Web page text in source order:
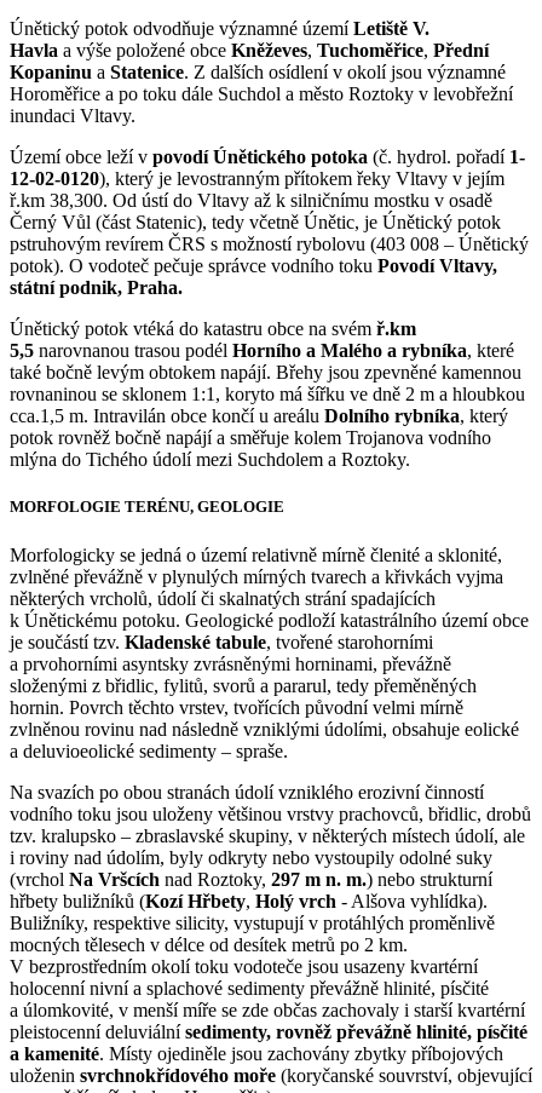
Únětický potok odvodňuje významné územíLetiště V.
Havla a výše položené obce Kněževes, Tuchoměřice, Přední
Kopaninu a Statenice. Z dalších osídlení v okolí jsou významné
Horoměřice a po toku dále Suchdol a město Roztoky v levobřežní
inundaci Vltavy.
Území obce leží v povodí Únětického potoka (č. hydrol. pořadí 1-
12-02-0120), který je levostranným přítokem řeky Vltavy v jejím
ř.km 38,300. Od ústí do Vltavy až k silničnímu mostku v osadě
Černý Vůl (část Statenic), tedy včetně Únětic, je Únětický potok
pstruhovým revírem ČRS s možností rybolovu (403 008 – Únětický
potok). O vodoteč pečuje správce vodního toku Povodí Vltavy,
státní podnik, Praha.
Únětický potok vtéká do katastru obce na svém ř.km
5,5 narovnanou trasou podél Horního a Malého a rybníka, které
také bočně levým obtokem napájí. Břehy jsou zpevněné kamennou
rovnaninou se sklonem 1:1, koryto má šířku ve dně 2 m a hloubkou
cca.1,5 m. Intravilán obce končí u areálu Dolního rybníka, který
potok rovněž bočně napájí a směřuje kolem Trojanova vodního
mlýna do Tichého údolí mezi Suchdolem a Roztoky.
MORFOLOGIE TERÉNU, GEOLOGIE
Morfologicky se jedná o území relativně mírně členité a sklonité,
zvlněné převážně v plynulých mírných tvarech a křivkách vyjma
některých vrcholů, údolí či skalnatých strání spadajících
k Únětickému potoku. Geologické podloží katastrálního území obce
je součástí tzv. Kladenské tabule, tvořené starohorními
a prvohorními asyntsky zvrásněnými horninami, převážně
složenými z břidlic, fylitů, svorů a pararul, tedy přeměněných
hornin. Povrch těchto vrstev, tvořících původní velmi mírně
zvlněnou rovinu nad následně vzniklými údolími, obsahuje eolické
a deluvioeolické sedimenty – spraše.
Na svazích po obou stranách údolí vzniklého erozivní činností
vodního toku jsou uloženy většinou vrstvy prachovců, břidlic, drobů
tzv. kralupsko – zbraslavské skupiny, v některých místech údolí, ale
i roviny nad údolím, byly odkryty nebo vystoupily odolné suky
(vrchol Na Vršcích nad Roztoky, 297 m n. m.) nebo strukturní
hřbety buližníků (Kozí Hřbety, Holý vrch - Alšova vyhlídka).
Buližníky, respektive silicity, vystupují v protáhlých proměnlivě
mocných tělesech v délce od desítek metrů po 2 km.
V bezprostředním okolí toku vodoteče jsou usazeny kvartérní
holocenní nivní a splachové sedimenty převážně hlinité, písčité
a úlomkovité, v menší míře se zde občas zachovaly i starší kvartérní
pleistocenní deluviálnísedimenty, rovněž převážně hlinité, písčité
a kamenité. Místy ojediněle jsou zachovány zbytky příbojových
uloženin svrchnokřídového moře (koryčanské souvrství, objevující